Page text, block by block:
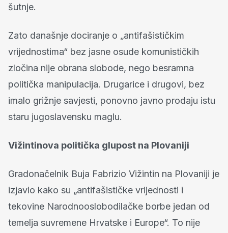
šutnje.
Zato današnje dociranje o „antifašističkim
vrijednostima“ bez jasne osude komunističkih
zločina nije obrana slobode, nego besramna
politička manipulacija. Drugarice i drugovi, bez
imalo grižnje savjesti, ponovno javno prodaju istu
staru jugoslavensku maglu.
Vižintinova politička glupost na Plovaniji
Gradonačelnik Buja Fabrizio Vižintin na Plovaniji je
izjavio kako su „antifašističke vrijednosti i
tekovine Narodnooslobodilačke borbe jedan od
temelja suvremene Hrvatske i Europe“. To nije